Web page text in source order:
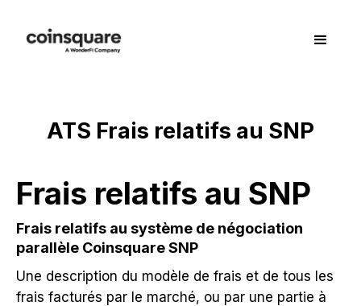
ATS Frais relatifs au SNP
Frais relatifs au SNP
Frais relatifs au système de négociation
parallèle Coinsquare SNP
Une description du modèle de frais et de tous les
frais facturés par le marché, ou par une partie à